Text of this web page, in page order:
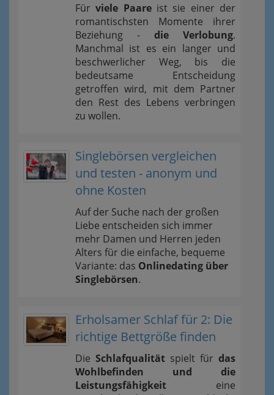
Fürviele Paareist sie einer der
romantischsten Momente ihrer
Beziehung - die Verlobung.
Manchmal ist es ein langer und
beschwerlicher Weg, bis die
bedeutsame Entscheidung
getroffen wird, mit dem Partner
den Rest des Lebens verbringen
zu wollen.
Singlebörsen vergleichen
und testen - anonym und
ohne Kosten
Auf der Suche nach der großen
Liebe entscheiden sich immer
mehr Damen und Herren jeden
Alters für die einfache, bequeme
Variante: das Onlinedating über
Singlebörsen.
Erholsamer Schlaf für 2: Die
richtige Bettgröße finden
Die Schlafqualität spielt für das
Wohlbefinden und die
Leistungsfähigkeit eine